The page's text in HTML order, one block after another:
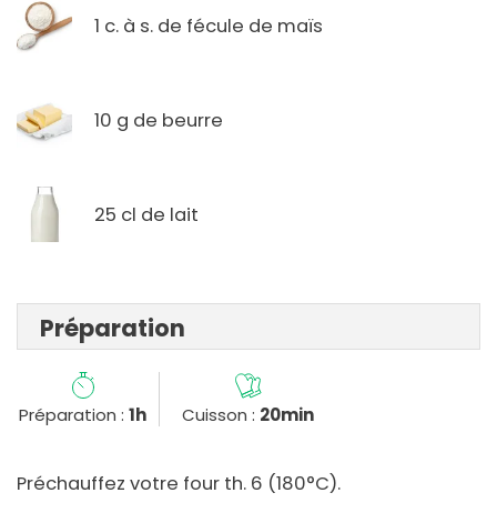
1 c. à s. de fécule de maïs
10 g de beurre
25 cl de lait
Préparation
Préparation :1h Cuisson : 20min
Préchauffez votre four th. 6 (180°C).